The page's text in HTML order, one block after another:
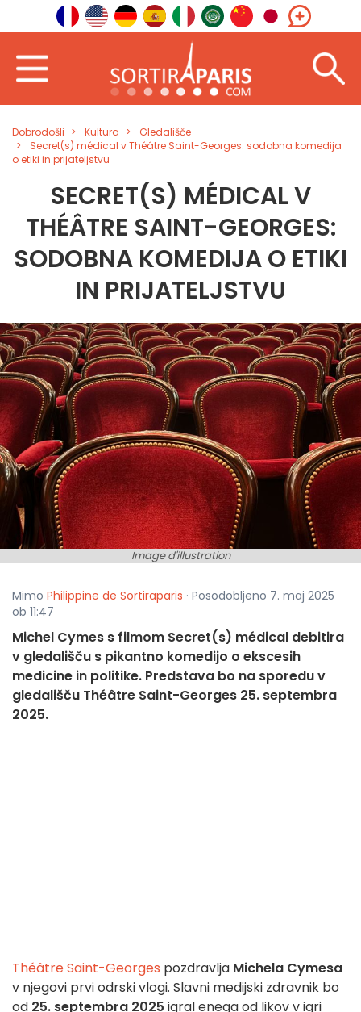
Dobrodošli Kultura
Gledališče
Secret(s) médical v Théâtre Saint-Georges: sodobna komedija
o etiki in prijateljstvu
SECRET(S) MÉDICAL V
THÉÂTRE SAINT-GEORGES:
SODOBNA KOMEDIJA O ETIKI
IN PRIJATELJSTVU
Image d'illustration
Mimo Philippine de Sortiraparis · Posodobljeno 7. maj 2025
ob 11:47
Michel Cymes s filmom Secret(s) médical debitira
v gledališču s pikantno komedijo o ekscesih
medicine in politike. Predstava bo na sporedu v
gledališču Théâtre Saint-Georges 25. septembra
2025.
Théâtre Saint-Georges pozdravlja Michela Cymesa
v njegovi prvi odrski vlogi. Slavni medijski zdravnik bo
od 25. septembra 2025 igral enega od likov v igri